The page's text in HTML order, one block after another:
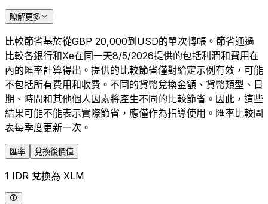
瞭解更多
比較節省基於從GBP 20,000到USD的單次轉帳。節省通過
比較各銀行和Xe在同一天8/5/2026提供的包括利潤和費用在
內的匯率計算得出。提供的比較節省僅對給定示例有效，可能
不包括所有費用和收費。不同的貨幣兌換金額、貨幣類型、日
期、時間和其他個人因素將產生不同的比較節省。因此，這些
結果可能不能表示實際節省，應僅作為指導使用。匯率比較圖
表每季度更新一次。
匯率 兌換後價值
1 IDR 兌換為 XLM